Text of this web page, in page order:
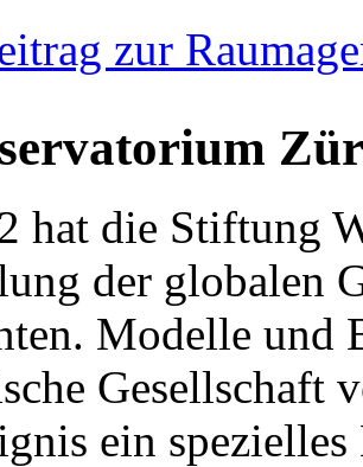
zur
hat die Stiftung
der globalen
Modelle und
Gesellschaft
ein